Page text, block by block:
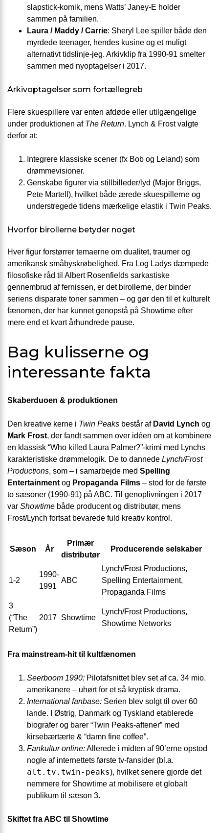
slapstick-komik, mens Watts’ Janey-E holder
sammen på familien.
Laura / Maddy / Carrie: Sheryl Lee spiller både den
myrdede teenager, hendes kusine og et muligt
alternativt tidslinje-jeg. Arkivklip fra 1990-91 smelter
sammen med nyoptagelser i 2017.
Arkivoptagelser som fortællegreb
Flere skuespillere var enten afdøde eller utilgængelige
under produktionen af The Return. Lynch & Frost valgte
derfor at:
Integrere klassiske scener (fx Bob og Leland) som
drømmevisioner.
Genskabe figurer via stillbilleder/lyd (Major Briggs,
Pete Martell), hvilket både ærede skuespillerne og
understregede tidens mærkelige elastik i Twin Peaks.
Hvorfor birollerne betyder noget
Hver figur forstørrer temaerne om dualitet, traumer og
amerikansk småbyskrøbelighed. Fra Log Ladys dæmpede
filosofiske råd til Albert Rosenfields sarkastiske
gennembrud af fernissen, er det birollerne, der binder
seriens disparate toner sammen – og gør den til et kulturelt
fænomen, der har kunnet genopstå på Showtime efter
mere end et kvart århundrede pause.
Bag kulisserne og
interessante fakta
Skaberduoen & produktionen
Den kreative kerne i Twin Peaks består af David Lynch og
Mark Frost, der fandt sammen over idéen om at kombinere
en klassisk “Who killed Laura Palmer?”-krimi med Lynchs
karakteristiske drømmelogik. De to dannede Lynch/Frost
Productions, som – i samarbejde med Spelling
Entertainment og Propaganda Films – stod for de første
to sæsoner (1990-91) på ABC. Til genoplivningen i 2017
var Showtime både producent og distributør, mens
Frost/Lynch fortsat bevarede fuld kreativ kontrol.
Sæson År
Primær
distributør
Producerende selskaber
1-2
1990-
1991
ABC
Lynch/Frost Productions,
Spelling Entertainment,
Propaganda Films
3
(“The
Return”)
2017 Showtime
Lynch/Frost Productions,
Showtime Networks
Fra mainstream-hit til kultfænomen
Seerboom 1990: Pilotafsnittet blev set af ca. 34 mio.
amerikanere – uhørt for et så kryptisk drama.
International fanbase: Serien blev solgt til over 60
lande. I Østrig, Danmark og Tyskland etablerede
biografer og barer “Twin Peaks-aftener” med
kirsebærtærte & “damn fine coffee”.
Fankultur online:Allerede i midten af 90’erne opstod
nogle af internettets første tv-fansider (bl.a.
alt.tv.twin-peaks), hvilket senere gjorde det
nemmere for Showtime at mobilisere et globalt
publikum til sæson 3.
Skiftet fra ABC til Showtime